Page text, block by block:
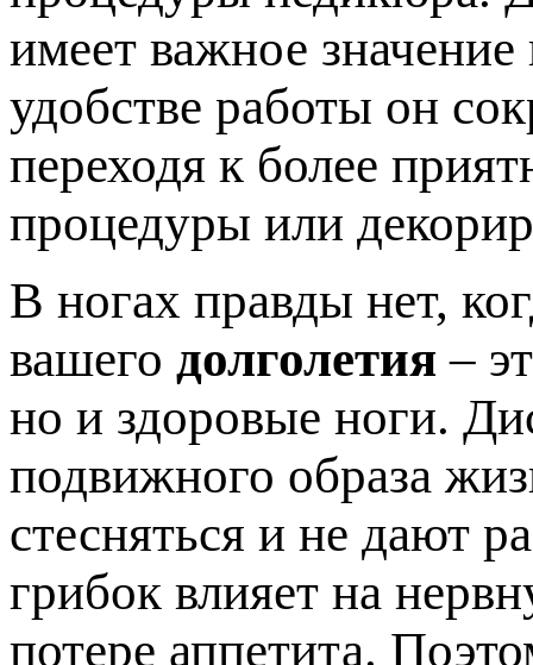
имеет важное
удобстве работы он
переходя к более
процедуры или
В ногах правды нет,
вашего долголетия –
но и здоровые ноги.
подвижного образа
стесняться и не дают
грибок влияет на
потере аппетита.